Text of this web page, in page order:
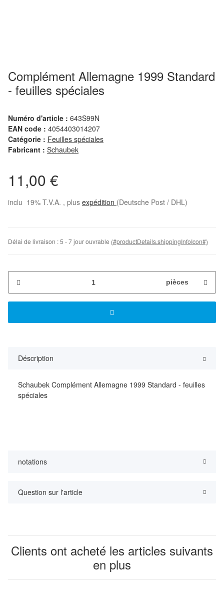
Complément Allemagne 1999 Standard
- feuilles spéciales
Numéro d'article : 643S99N
EAN code : 4054403014207
Catégorie : Feuilles spéciales
Fabricant : Schaubek
11,00 €
inclu 19% T.V.A. , plus expédition (Deutsche Post / DHL)
Délai de livraison :5 - 7 jour ouvrable (#productDetails.shippingInfoIcon#)
pièces
Déscription
Schaubek Complément Allemagne 1999 Standard - feuilles
spéciales
notations
Question sur l'article
Clients ont acheté les articles suivants
en plus